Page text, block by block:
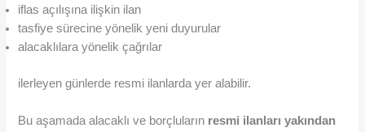
iflas açılışına ilişkin ilan
tasfiye sürecine yönelik yeni duyurular
alacaklılara yönelik çağrılar
ilerleyen günlerde resmi ilanlarda yer alabilir.
Bu aşamada alacaklı ve borçluların resmi ilanları yakından